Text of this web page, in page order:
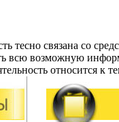
тесно связана со
всю возможную
относится к